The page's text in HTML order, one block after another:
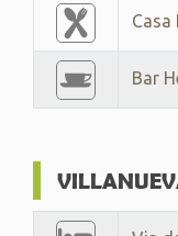
Casa
Bar